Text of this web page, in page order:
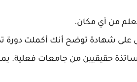
من أي مكان.
على شهادة توضح أنك أكملت دورة
حقيقيين من جامعات فعلية.